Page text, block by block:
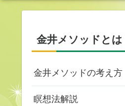
金井メソッドとは
金井メソッドの考え方
瞑想法解説